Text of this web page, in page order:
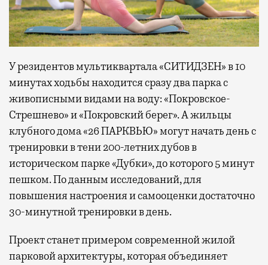
У резидентов мультиквартала «СИТИДЗЕН» в 10
минутах ходьбы находится сразу два парка с
живописными видами на воду: «Покровское-
Стрешнево» и «Покровский берег». А жильцы
клубного дома «26 ПАРКВЬЮ» могут начать день с
тренировки в тени 200-летних дубов в
историческом парке «Дубки», до которого 5 минут
пешком. По данным исследований, для
повышения настроения и самооценки достаточно
30-минутной тренировки в день.
Проект станет примером современной жилой
парковой архитектуры, которая объединяет